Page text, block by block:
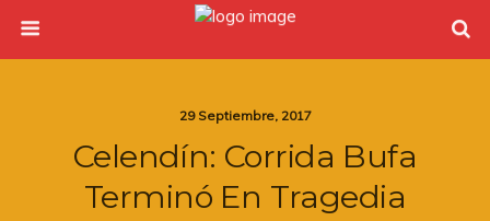
29 Septiembre, 2017
Celendín: Corrida Bufa
Terminó En Tragedia